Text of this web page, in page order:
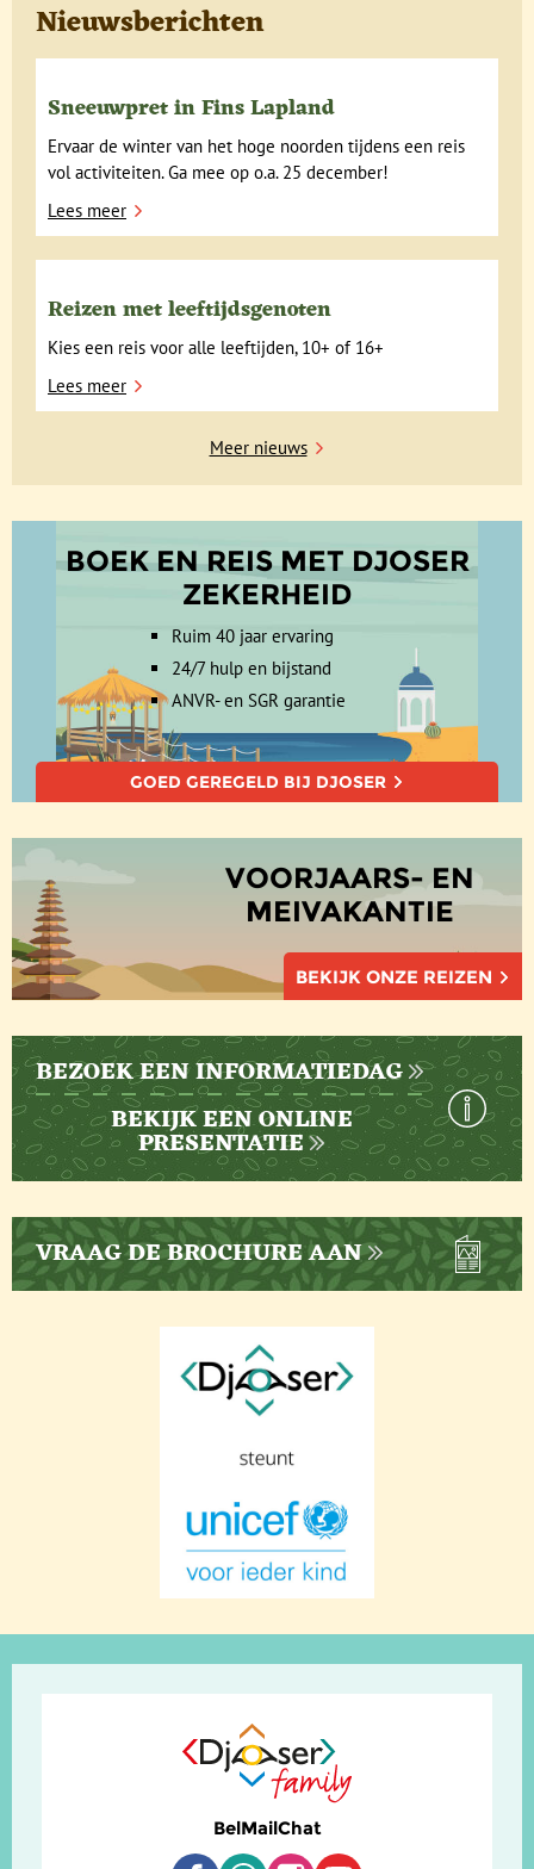
Nieuwsberichten
Sneeuwpret in Fins Lapland
Ervaar de winter van het hoge noorden tijdens een reis
vol activiteiten. Ga mee op o.a. 25 december!
Lees meer
Reizen met leeftijdsgenoten
Kies een reis voor alle leeftijden, 10+ of 16+
Lees meer
Meer nieuws
BOEK EN REIS MET DJOSER
ZEKERHEID
Ruim 40 jaar ervaring
24/7 hulp en bijstand
ANVR- en SGR garantie
GOED GEREGELD BIJ DJOSER
VOORJAARS- EN
MEIVAKANTIE
BEKIJK ONZE REIZEN
BEZOEK EEN INFORMATIEDAG
BEKIJK EEN ONLINE
PRESENTATIE
VRAAG DE BROCHURE AAN
BelMailChat